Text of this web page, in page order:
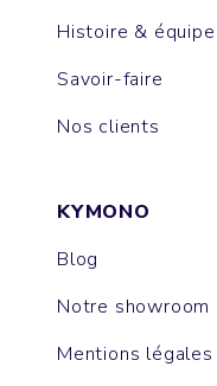
Histoire & équipe
Savoir-faire
Nos clients
KYMONO
Blog
Notre showroom
Mentions légales